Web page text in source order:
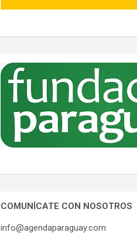
COMUNÍCATE CON NOSOTROS
info@agendaparaguay.com